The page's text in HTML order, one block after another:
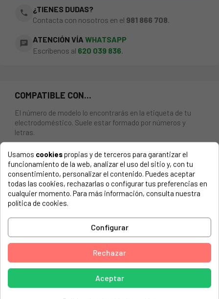
phone
¿TIENES DUDAS?
Contacta con nosotros en el 981 866 708.
chat ATENCIÓN VÍA WHATSAPP
Escríbenos al 620 039 836
COMPATIBLE CON...
El número de modelo lo encontrarás en la etiqueta de tu
electrodoméstico. Suele estar formado por números y
letras.
BLOCAPUERTAS PARA LAVADORA ZANUSSI 3792036026
AEG, 91453054502 L60460FL
AEG, 91453058201 L63470FL
AEG, 91453058801 L63476FL
AEG, 91453059301 L63472FL
AEG, 91453064501 L70270VFL
Usamos cookiespropias y de terceros para garantizar el
funcionamiento de la web, analizar el uso del sitio y, con tu
consentimiento, personalizar el contenido. Puedes aceptar
todas las cookies, rechazarlas o configurar tus preferencias en
cualquier momento. Para más información, consulta nuestra
política de cookies.
Configurar
Rechazar
Aceptar